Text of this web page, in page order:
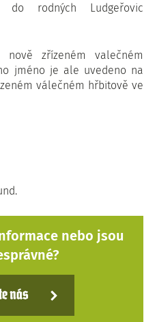
do rodných Ludgeřovic
zřízeném valečném
jméno je ale uvedeno na
válečném hřbitově ve
nebo jsou
nás